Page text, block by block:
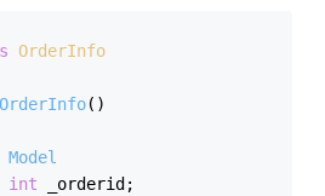
OrderInfo
OrderInfo()
int _orderid;